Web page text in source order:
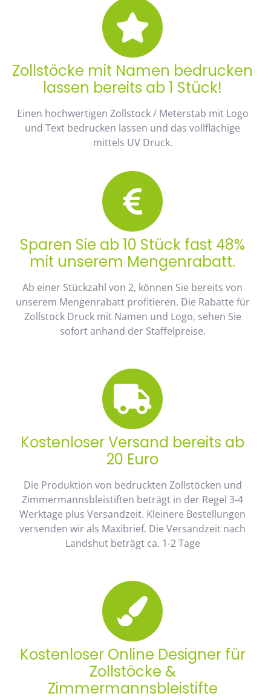
Zollstöcke mit Namen bedrucken
lassen bereits ab 1 Stück!
Einen hochwertigen Zollstock / Meterstab mit Logo
und Text bedrucken lassen und das vollflächige
mittels UV Druck.
Sparen Sie ab 10 Stück fast 48%
mit unserem Mengenrabatt.
Ab einer Stückzahl von 2, können Sie bereits von
unserem Mengenrabatt profitieren. Die Rabatte für
Zollstock Druck mit Namen und Logo, sehen Sie
sofort anhand der Staffelpreise.
Kostenloser Versand bereits ab
20 Euro
Die Produktion von bedruckten Zollstöcken und
Zimmermannsbleistiften beträgt in der Regel 3-4
Werktage plus Versandzeit. Kleinere Bestellungen
versenden wir als Maxibrief. Die Versandzeit nach
Landshut beträgt ca. 1-2 Tage
Kostenloser Online Designer für
Zollstöcke &
Zimmermannsbleistifte